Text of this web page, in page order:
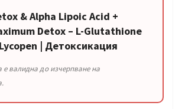
& Alpha Lipoic Acid +
Detox – L-Glutathione
| Детоксикация
е валидна до изчерпване на